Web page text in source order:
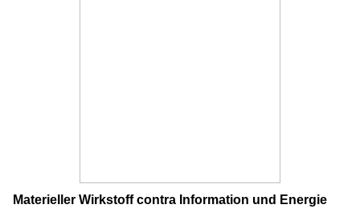
Materieller Wirkstoff contra Information und Energie